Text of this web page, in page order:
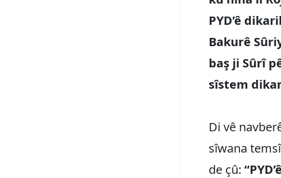
PYD’ê
Bakurê
baş ji Sûrî
sîstem
Di vê
sîwana
de çû: